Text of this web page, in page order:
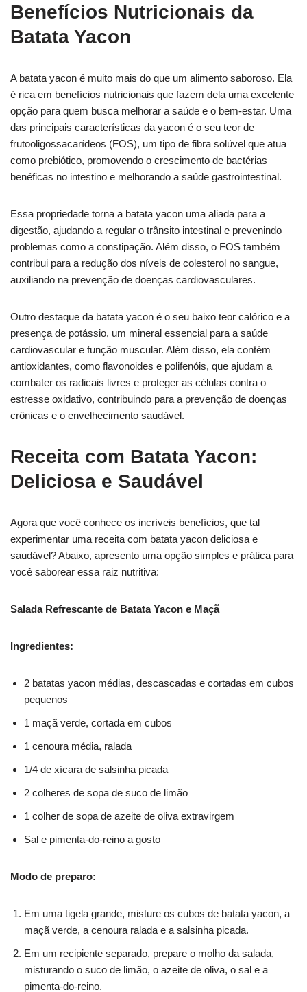
Benefícios Nutricionais da
Batata Yacon
A batata yacon é muito mais do que um alimento saboroso. Ela
é rica em benefícios nutricionais que fazem dela uma excelente
opção para quem busca melhorar a saúde e o bem-estar. Uma
das principais características da yacon é o seu teor de
frutooligossacarídeos (FOS), um tipo de fibra solúvel que atua
como prebiótico, promovendo o crescimento de bactérias
benéficas no intestino e melhorando a saúde gastrointestinal.
Essa propriedade torna a batata yacon uma aliada para a
digestão, ajudando a regular o trânsito intestinal e prevenindo
problemas como a constipação. Além disso, o FOS também
contribui para a redução dos níveis de colesterol no sangue,
auxiliando na prevenção de doenças cardiovasculares.
Outro destaque da batata yacon é o seu baixo teor calórico e a
presença de potássio, um mineral essencial para a saúde
cardiovascular e função muscular. Além disso, ela contém
antioxidantes, como flavonoides e polifenóis, que ajudam a
combater os radicais livres e proteger as células contra o
estresse oxidativo, contribuindo para a prevenção de doenças
crônicas e o envelhecimento saudável.
Receita com Batata Yacon:
Deliciosa e Saudável
Agora que você conhece os incríveis benefícios, que tal
experimentar uma receita com batata yacon deliciosa e
saudável? Abaixo, apresento uma opção simples e prática para
você saborear essa raiz nutritiva:
Salada Refrescante de Batata Yacon e Maçã
Ingredientes:
2 batatas yacon médias, descascadas e cortadas em cubos
pequenos
1 maçã verde, cortada em cubos
1 cenoura média, ralada
1/4 de xícara de salsinha picada
2 colheres de sopa de suco de limão
1 colher de sopa de azeite de oliva extravirgem
Sal e pimenta-do-reino a gosto
Modo de preparo:
Em uma tigela grande, misture os cubos de batata yacon, a
maçã verde, a cenoura ralada e a salsinha picada.
Em um recipiente separado, prepare o molho da salada,
misturando o suco de limão, o azeite de oliva, o sal e a
pimenta-do-reino.